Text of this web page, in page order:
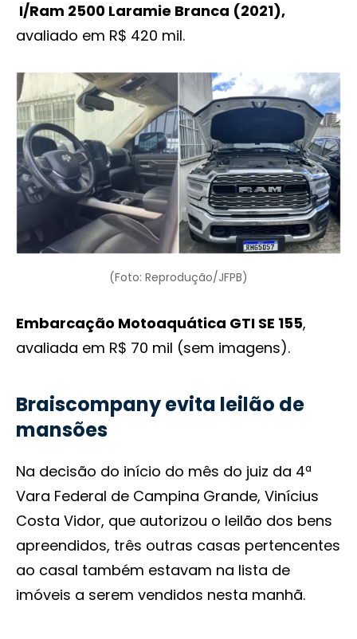
I/Ram 2500 Laramie Branca (2021),
avaliado em R$ 420 mil.
(Foto: Reprodução/JFPB)
Embarcação Motoaquática GTI SE 155,
avaliada em R$ 70 mil (sem imagens).
Braiscompany evita leilão de
mansões
Na decisão do início do mês do juiz da 4ª
Vara Federal de Campina Grande, Vinícius
Costa Vidor, que autorizou o leilão dos bens
apreendidos, três outras casas pertencentes
ao casal também estavam na lista de
imóveis a serem vendidos nesta manhã.